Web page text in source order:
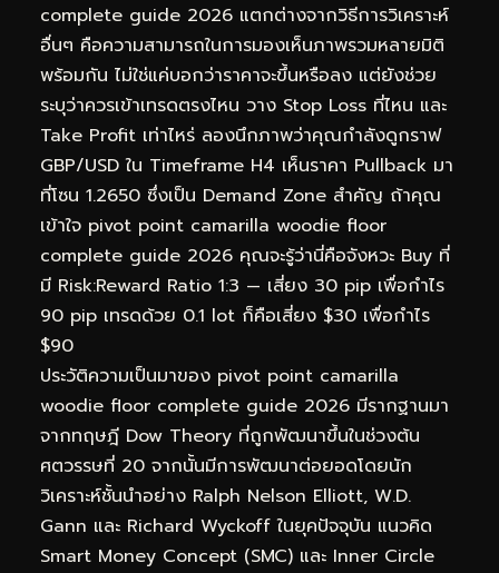
complete guide 2026 แตกต่างจากวิธีการวิเคราะห์
อื่นๆ คือความสามารถในการมองเห็นภาพรวมหลายมิติ
พร้อมกัน ไม่ใช่แค่บอกว่าราคาจะขึ้นหรือลง แต่ยังช่วย
ระบุว่าควรเข้าเทรดตรงไหน วาง Stop Loss ที่ไหน และ
Take Profit เท่าไหร่ ลองนึกภาพว่าคุณกำลังดูกราฟ
GBP/USD ใน Timeframe H4 เห็นราคา Pullback มา
ที่โซน 1.2650 ซึ่งเป็น Demand Zone สำคัญ ถ้าคุณ
เข้าใจ pivot point camarilla woodie floor
complete guide 2026 คุณจะรู้ว่านี่คือจังหวะ Buy ที่
มี Risk:Reward Ratio 1:3 — เสี่ยง 30 pip เพื่อกำไร
90 pip เทรดด้วย 0.1 lot ก็คือเสี่ยง $30 เพื่อกำไร
$90
ประวัติความเป็นมาของ pivot point camarilla
woodie floor complete guide 2026 มีรากฐานมา
จากทฤษฎี Dow Theory ที่ถูกพัฒนาขึ้นในช่วงต้น
ศตวรรษที่ 20 จากนั้นมีการพัฒนาต่อยอดโดยนัก
วิเคราะห์ชั้นนำอย่าง Ralph Nelson Elliott, W.D.
Gann และ Richard Wyckoff ในยุคปัจจุบัน แนวคิด
Smart Money Concept (SMC) และ Inner Circle